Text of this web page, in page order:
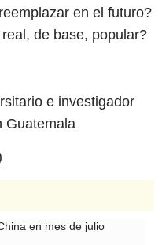
en el futuro?
de base, popular?
e investigador
Guatemala
en mes de julio